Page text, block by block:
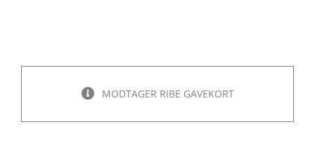
MODTAGER RIBE GAVEKORT